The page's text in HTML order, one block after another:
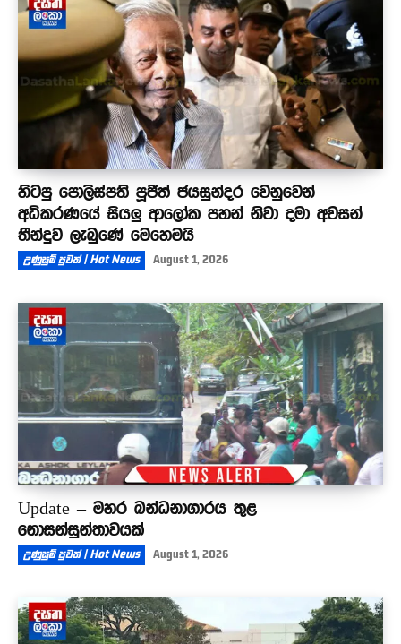
හිටපු පොලිස්පති පූජිත් ජයසුන්දර වෙනුවෙන්
අධිකරණයේ සියලු ආලෝක පහන් නිවා දමා අවසන්
තීන්දුව ලැබුණේ මෙහෙමයි
උණුසුම් පුවත් | Hot News August 1, 2026
Update – මහර බන්ධනාගාරය තුළ
නොසන්සුන්තාවයක්
උණුසුම් පුවත් | Hot News August 1, 2026